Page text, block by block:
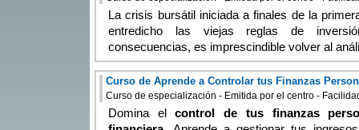
La crisis bursátil iniciada a finales de la
entredicho las viejas reglas de
consecuencias, es imprescindible volver al
Curso de Aprende a Controlar tus Finanzas
Curso de especialización - Emitida por el centro -
Domina elcontrol de tus finanzas